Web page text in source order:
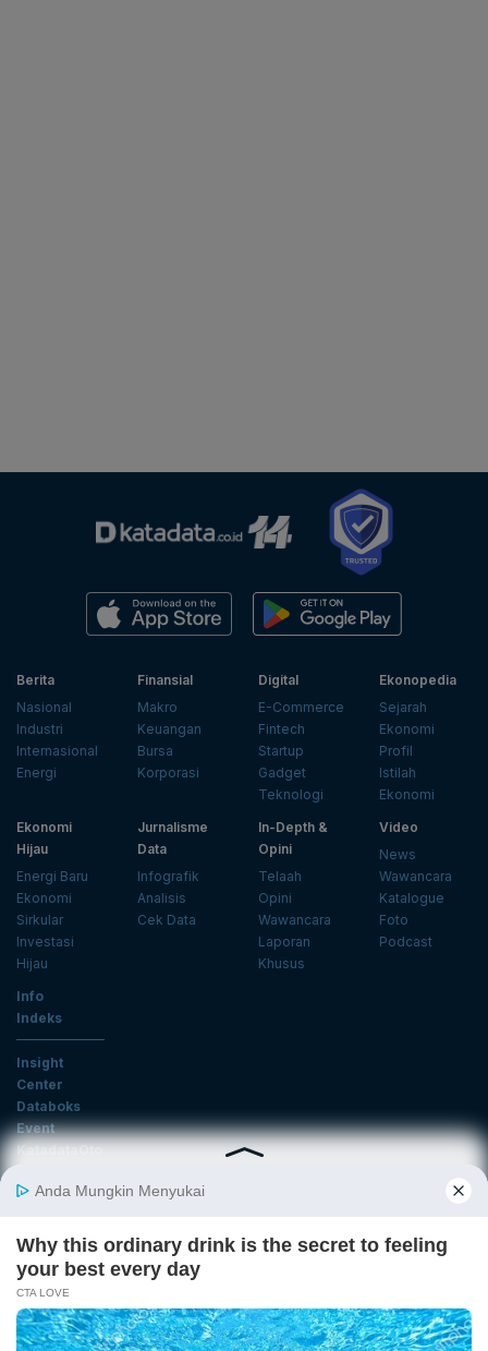
Berita
Nasional
Industri
Internasional
Energi
Finansial
Makro
Keuangan
Bursa
Korporasi
Digital
E-Commerce
Fintech
Startup
Gadget
Teknologi
Ekonopedia
Sejarah
Ekonomi
Profil
Istilah
Ekonomi
Ekonomi
Hijau
Energi Baru
Ekonomi
Sirkular
Investasi
Hijau
Jurnalisme
Data
Infografik
Analisis
Cek Data
In-Depth &
Opini
Telaah
Opini
Wawancara
Laporan
Khusus
Video
News
Wawancara
Katalogue
Foto
Podcast
Info
Indeks
Insight
Center
Databoks
Event
KatadataOto
Email
Daftar